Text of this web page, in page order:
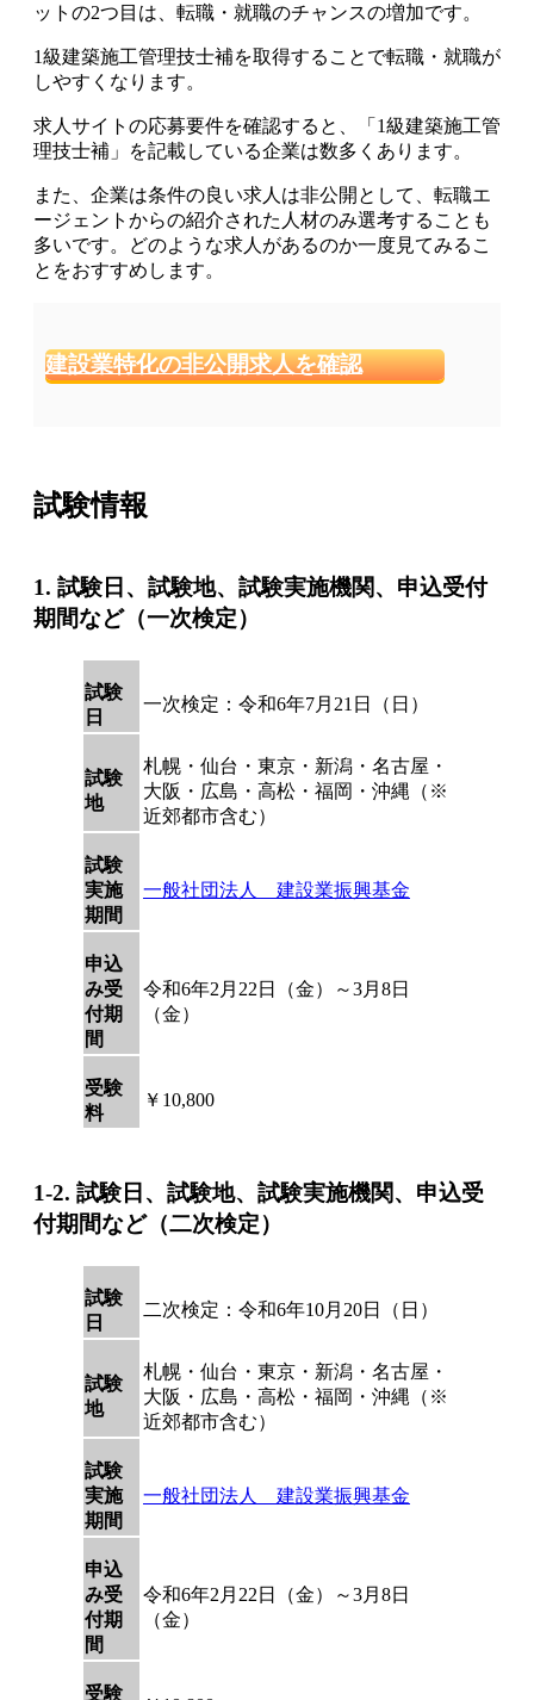
ットの2つ目は、転職・就職のチャンスの増加です。
1級建築施工管理技士補を取得することで転職・就職が
しやすくなります。
求人サイトの応募要件を確認すると、
「1級建築施工管
理技士補」を記載している企業は数多くあります。
また、企業は条件の良い求人は非公開として、転職エ
ージェントからの紹介された人材のみ選考することも
多いです。どのような求人があるのか一度見てみるこ
とをおすすめします。
建設業特化の非公開求人を確認
試験情報
1. 試験日、試験地、試験実施機関、申込受付
期間など（一次検定）
試験
日
一次検定：令和6年7月21日（日）
試験
地
札幌・仙台・東京・新潟・名古屋・
大阪・広島・高松・福岡・沖縄（※
近郊都市含む）
試験
実施
期間
一般社団法人 建設業振興基金
申込
み受
付期
間
令和6年2月22日（金）～3月8日
（金）
受験
料
￥10,800
1-2. 試験日、試験地、試験実施機関、申込受
付期間など（二次検定）
試験
日
二次検定：令和6年10月20日（日）
試験
地
札幌・仙台・東京・新潟・名古屋・
大阪・広島・高松・福岡・沖縄（※
近郊都市含む）
試験
実施
期間
一般社団法人 建設業振興基金
申込
み受
付期
間
令和6年2月22日（金）～3月8日
（金）
受験